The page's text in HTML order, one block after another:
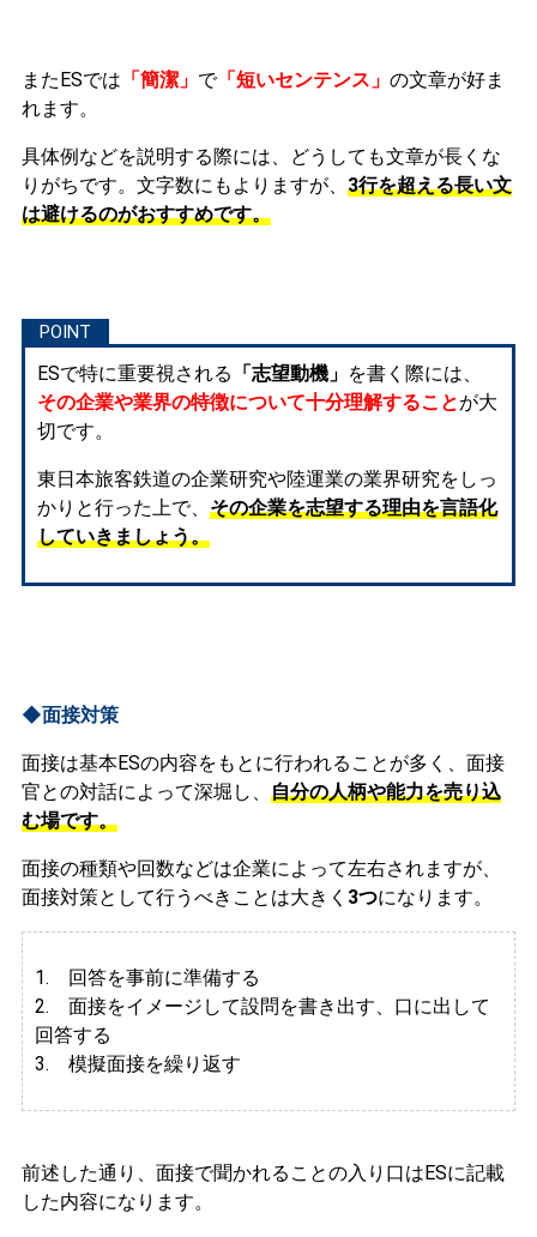
またESでは 「簡潔」 で「短いセンテンス」 の文章が好ま
れます。
具体例などを説明する際には、どうしても文章が長くな
りがちです。文字数にもよりますが、 3行を超える長い文
は避けるのがおすすめです。
ESで特に重要視される 「志望動機」 を書く際には、
その企業や業界の特徴について十分理解することが大
切です。
東日本旅客鉄道の企業研究や陸運業の業界研究をしっ
かりと行った上で、 その企業を志望する理由を言語化
していきましょう。
◆面接対策
面接は基本ESの内容をもとに行われることが多く、面接
官との対話によって深堀し、 自分の人柄や能力を売り込
む場です。
面接の種類や回数などは企業によって左右されますが、
面接対策として行うべきことは大きく 3つになります。
1. 回答を事前に準備する
2. 面接をイメージして設問を書き出す、口に出して
回答する
3. 模擬面接を繰り返す
前述した通り、面接で聞かれることの入り口はESに記載
した内容になります。